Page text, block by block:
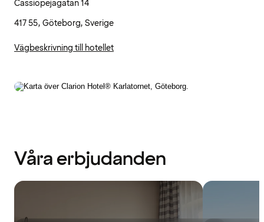
Cassiopejagatan 14
417 55, Göteborg, Sverige
Vägbeskrivning till hotellet
Våra erbjudanden